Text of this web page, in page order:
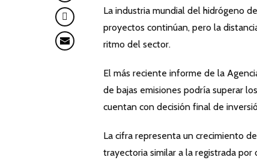
La industria mundial del hidrógeno
proyectos continúan, pero la
ritmo del sector.
El más reciente informe de la
de bajas emisiones podría superar
cuentan con decisión final de
La cifra representa un crecimiento
trayectoria similar a la registrada